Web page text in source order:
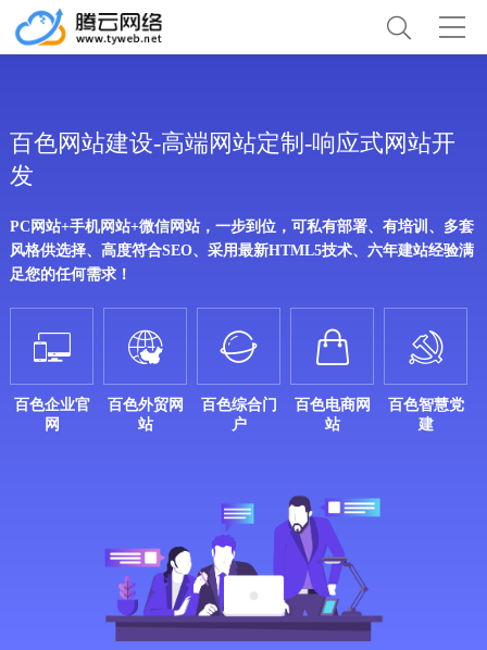
百色网站建设-高端网站定制-响应式网站开
发
PC网站+手机网站+微信网站，一步到位，可私有部署、有培训、多套
风格供选择、高度符合SEO、采用最新HTML5技术、六年建站经验满
足您的任何需求！

百色企业官
网

百色外贸网
站

百色综合门
户

百色电商网
站

百色智慧党
建